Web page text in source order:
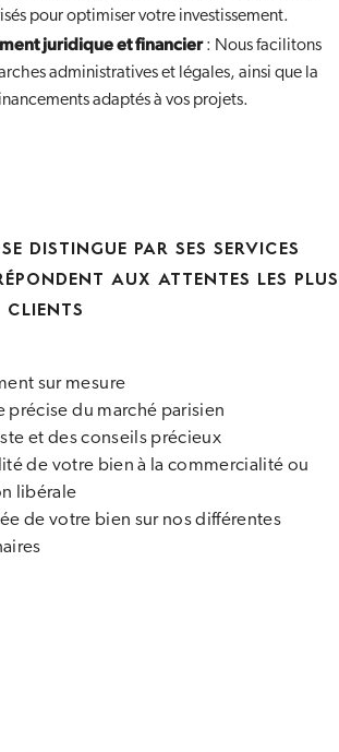
pour optimiser votre investissement.
juridique et financier: Nous facilitons
administratives et légales, ainsi que la
adaptés à vos projets.
DISTINGUE PAR SES SERVICES
AUX ATTENTES LES PLUS
CLIENTS
sur mesure
précise du marché parisien
et des conseils précieux
de votre bien à la commercialité ou
libérale
de votre bien sur nos différentes